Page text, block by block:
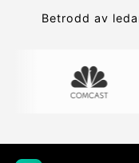
Betrodd av